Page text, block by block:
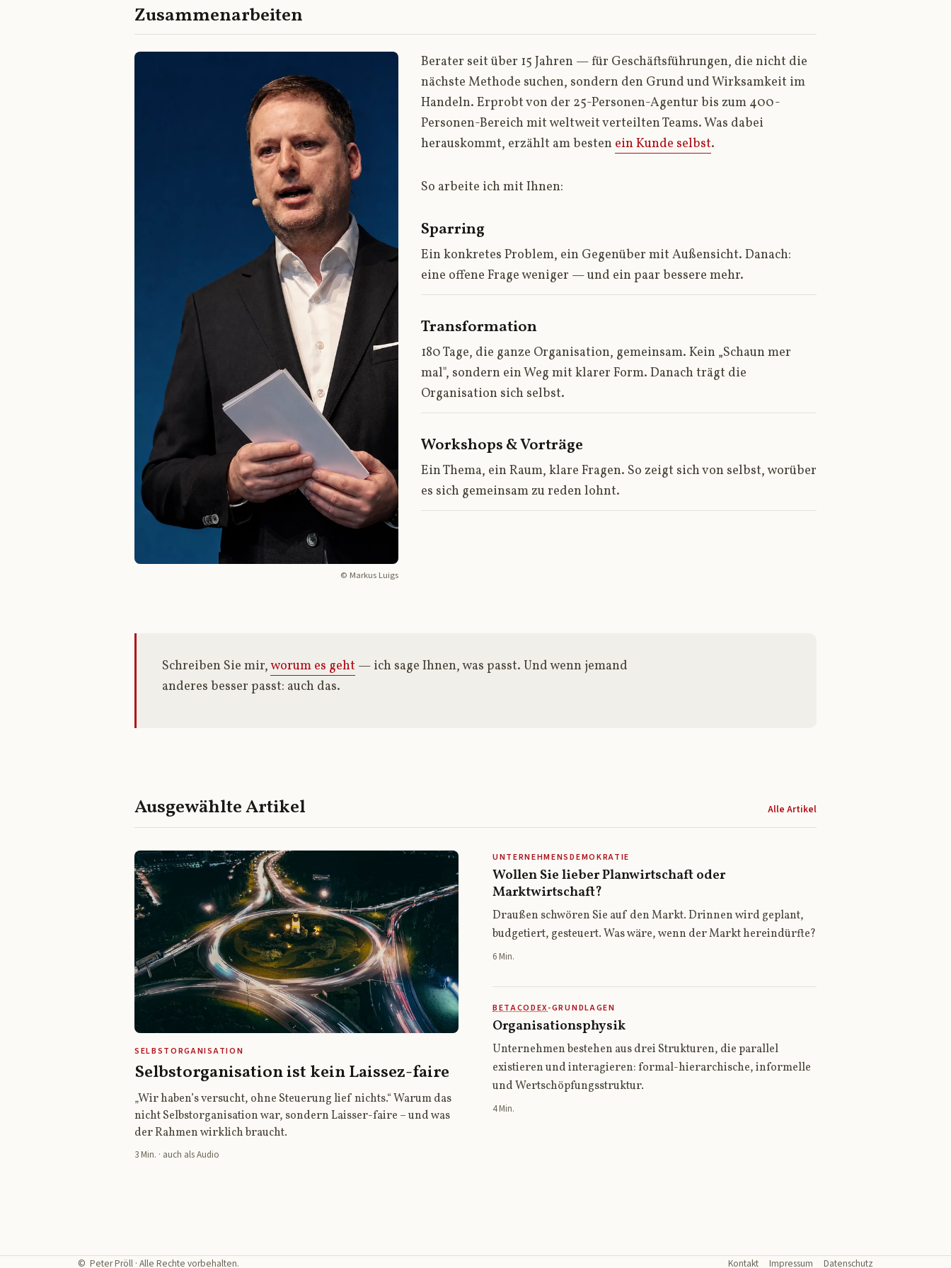
Zusammenarbeiten
© Markus Luigs
Berater seit über 15 Jahren — für Geschäftsführungen, die nicht die
nächste Methode suchen, sondern den Grund und Wirksamkeit im
Handeln. Erprobt von der 25-Personen-Agentur bis zum 400-
Personen-Bereich mit weltweit verteilten Teams. Was dabei
herauskommt, erzählt am besten ein Kunde selbst.
So arbeite ich mit Ihnen:
Sparring
Ein konkretes Problem, ein Gegenüber mit Außensicht. Danach:
eine offene Frage weniger — und ein paar bessere mehr.
Transformation
180 Tage, die ganze Organisation, gemeinsam. Kein „Schaun mer
mal", sondern ein Weg mit klarer Form. Danach trägt die
Organisation sich selbst.
Workshops & Vorträge
Ein Thema, ein Raum, klare Fragen. So zeigt sich von selbst, worüber
es sich gemeinsam zu reden lohnt.
Schreiben Sie mir,worum es geht — ich sage Ihnen, was passt. Und wenn jemand
anderes besser passt: auch das.
Ausgewählte Artikel Alle Artikel
SELBSTORGANISATION
Selbstorganisation ist kein Laissez-faire
„Wir haben’s versucht, ohne Steuerung lief nichts.“ Warum das
nicht Selbstorganisation war, sondern Laisser-faire – und was
der Rahmen wirklich braucht.
3 Min. · auch als Audio
UNTERNEHMENSDEMOKRATIE
Wollen Sie lieber Planwirtschaft oder
Marktwirtschaft?
Draußen schwören Sie auf den Markt. Drinnen wird geplant,
budgetiert, gesteuert. Was wäre, wenn der Markt hereindürfte?
6 Min.
BETACODEX-GRUNDLAGEN
Organisationsphysik
Unternehmen bestehen aus drei Strukturen, die parallel
existieren und interagieren: formal-hierarchische, informelle
und Wertschöpfungsstruktur.
4 Min.
© Peter Pröll · Alle Rechte vorbehalten. Kontakt Impressum Datenschutz